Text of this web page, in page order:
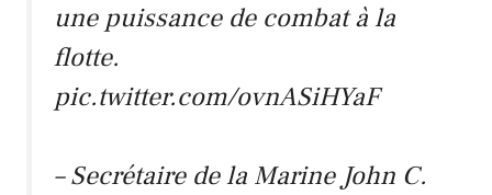
une puissance de combat à la
flotte.
pic.twitter.com/ovnASiHYaF
– Secrétaire de la Marine John C.